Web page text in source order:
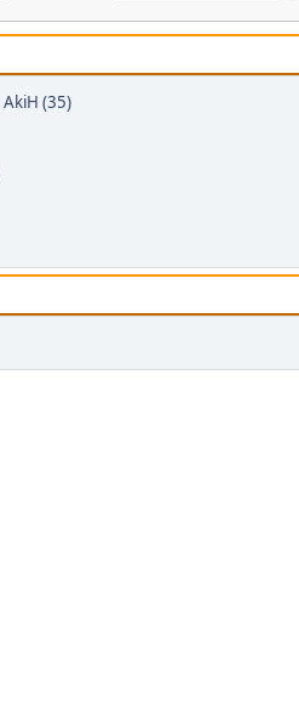
AkiH (35)